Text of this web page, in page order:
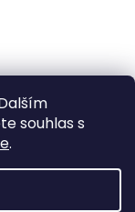
souhlas s
.